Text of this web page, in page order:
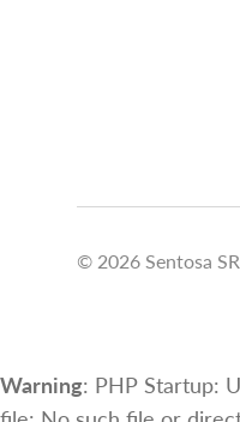
© 2026 Sentosa
Warning: PHP Startup: